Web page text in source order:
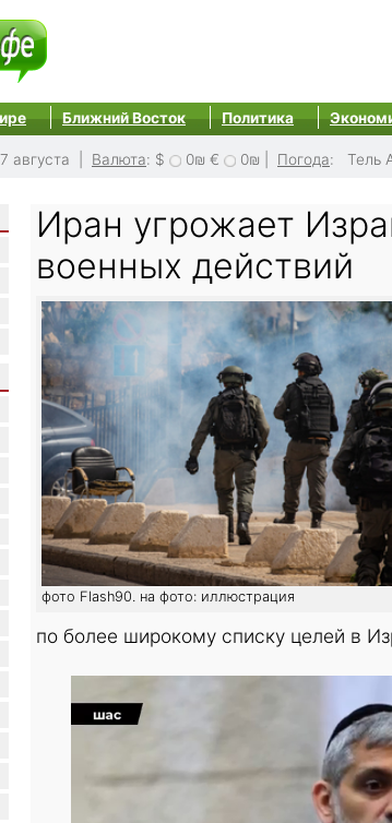
Ближний Восток Политика
августа | Валюта: $ 0₪ € 0₪ Погода: Тель
Иран угрожает
военных действий
фото Flash90. на фото: иллюстрация
по более широкому списку целей в